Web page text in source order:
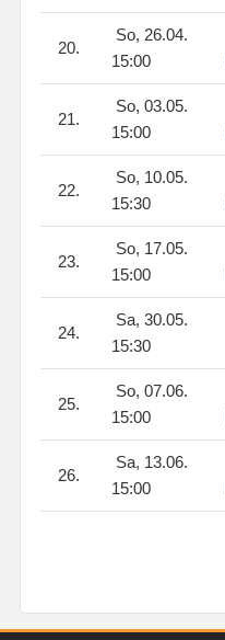
20.
So, 26.04.
15:00
21.
So, 03.05.
15:00
22.
So, 10.05.
15:30
23.
So, 17.05.
15:00
24.
Sa, 30.05.
15:30
25.
So, 07.06.
15:00
26.
Sa, 13.06.
15:00